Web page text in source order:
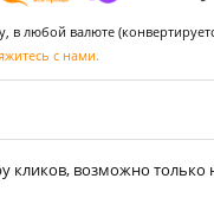
любой валюте
с нами.
кликов, возможно только